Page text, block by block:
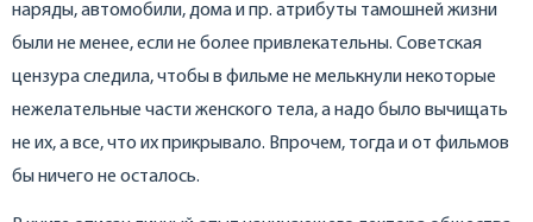
наряды, автомобили, дома и пр. атрибуты тамошней жизни
были не менее, если не более привлекательны. Советская
цензура следила, чтобы в фильме не мелькнули некоторые
нежелательные части женского тела, а надо было вычищать
не их, а все, что их прикрывало. Впрочем, тогда и от фильмов
бы ничего не осталось.